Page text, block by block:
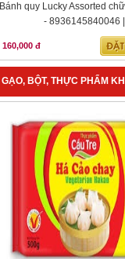
Bánh quy Lucky Assorted
- 8936145840046 |
160,000 đ
GẠO, BỘT, THỰC PHẨM